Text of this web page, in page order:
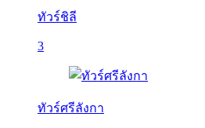
ทัวร์ชิลี
3
ทัวร์ศรีลังกา